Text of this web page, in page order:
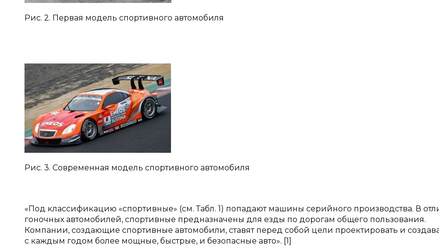
Рис. 2. Первая модель спортивного автомобиля
Рис. 3. Современная модель спортивного автомобиля
«Под классификацию «спортивные» (см. Табл. 1) попадают машины серийного производства. В
гоночных автомобилей, спортивные предназначены для езды по дорогам общего пользования.
Компании, создающие спортивные автомобили, ставят перед собой цели проектировать и
с каждым годом более мощные, быстрые, и безопасные авто». [1]